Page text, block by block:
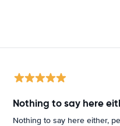
Nothing to say here
Nothing to say here either,